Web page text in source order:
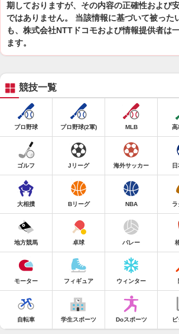
期しておりますが、その内容の正確性および
ではありません。 当該情報に基づいて被った
も、株式会社NTTドコモおよび情報提供者は
ます。
競技一覧
プロ野球 プロ野球(2軍) MLB 高
ゴルフ Jリーグ 海外サッカー
大相撲 Bリーグ NBA
地方競馬 卓球 バレー
モーター フィギュア ウィンター
自転車 学生スポーツ Doスポーツ